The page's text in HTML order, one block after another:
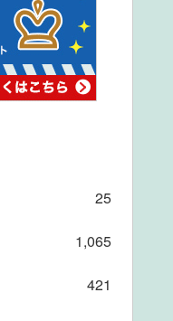
25
1,065
421